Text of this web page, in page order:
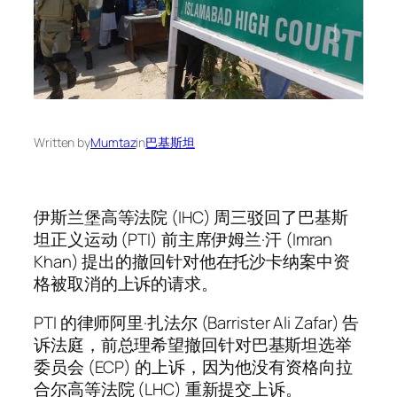
Written byMumtazin巴基斯坦
伊斯兰堡高等法院 (IHC) 周三驳回了巴基斯
坦正义运动 (PTI) 前主席伊姆兰·汗 (Imran
Khan) 提出的撤回针对他在托沙卡纳案中资
格被取消的上诉的请求。
PTI 的律师阿里·扎法尔 (Barrister Ali Zafar) 告
诉法庭，前总理希望撤回针对巴基斯坦选举
委员会 (ECP) 的上诉，因为他没有资格向拉
合尔高等法院 (LHC) 重新提交上诉。